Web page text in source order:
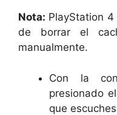
Nota: PlayStation
de borrar el
manualmente.
Con la
presionado
que